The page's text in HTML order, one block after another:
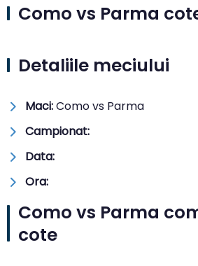
Como vs Parma
Detaliile meciului
Maci:Como vs Parma
Campionat:
Data:
Ora:
Como vs Parma
cote